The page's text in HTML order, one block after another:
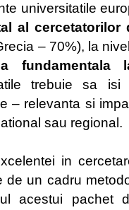
universitatile
al cercetatorilor
– 70%), la
fundamentala
trebuie sa
– relevanta si
sau regional.
in
de un cadru
acestui pachet